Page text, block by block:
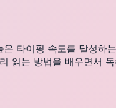
타이핑 속도를 달성하
읽는 방법을 배우면서